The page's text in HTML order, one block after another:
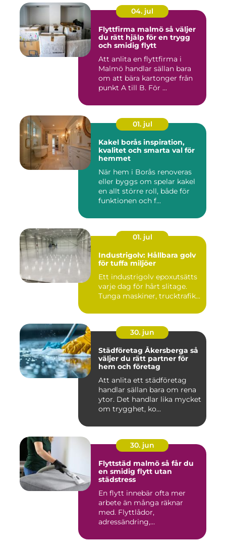
04. jul
Flyttfirma malmö så väljer
du rätt hjälp för en trygg
och smidig flytt
Att anlita en flyttfirma i
Malmö handlar sällan bara
om att bära kartonger från
punkt A till B. För ...
01. jul
Kakel borås inspiration,
kvalitet och smarta val för
hemmet
När hem i Borås renoveras
eller byggs om spelar kakel
en allt större roll, både för
funktionen och f...
01. jul
Industrigolv: Hållbara golv
för tuffa miljöer
Ett industrigolv epoxutsätts
varje dag för hårt slitage.
Tunga maskiner, trucktrafik...
30. jun
Städföretag Åkersberga så
väljer du rätt partner för
hem och företag
Att anlita ett städföretag
handlar sällan bara om rena
ytor. Det handlar lika mycket
om trygghet, ko...
30. jun
Flyttstäd malmö så får du
en smidig flytt utan
städstress
En flytt innebär ofta mer
arbete än många räknar
med. Flyttlådor,
adressändring,